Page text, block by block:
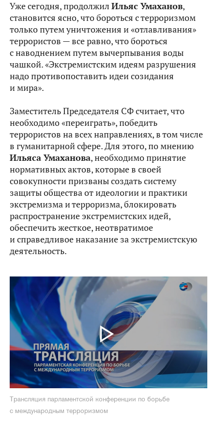
Уже сегодня, продолжил Ильяс Умаханов,
становится ясно, что бороться с терроризмом
только путем уничтожения и «отлавливания»
террористов — все равно, что бороться
с наводнением путем вычерпывания воды
чашкой. «Экстремистским идеям разрушения
надо противопоставить идеи созидания
и мира».
Заместитель Председателя СФ считает, что
необходимо «переиграть», победить
террористов на всех направлениях, в том числе
в гуманитарной сфере. Для этого, по мнению
Ильяса Умаханова, необходимо принятие
нормативных актов, которые в своей
совокупности призваны создать систему
защиты общества от идеологии и практики
экстремизма и терроризма, блокировать
распространение экстремистских идей,
обеспечить жесткое, неотвратимое
и справедливое наказание за экстремистскую
деятельность.
Трансляция парламентской конференции по борьбе
с международным терроризмом